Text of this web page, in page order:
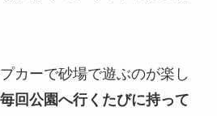
カーで砂場で遊ぶのが楽し
毎回公園へ行くたびに持って